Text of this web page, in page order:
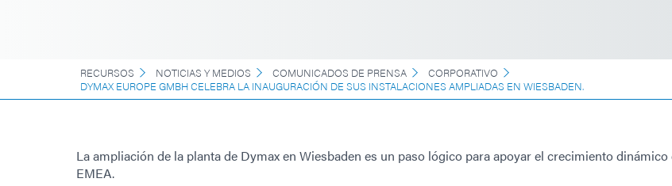
RECURSOS NOTICIAS Y MEDIOS COMUNICADOS DE PRENSA
CORPORATIVO
DYMAX EUROPE GMBH CELEBRA LA INAUGURACIÓN DE SUS INSTALACIONES AMPLIADAS EN WIESBADEN.
La ampliación de la planta de Dymax en Wiesbaden es un paso lógico para apoyar el crecimiento dinámico
EMEA.